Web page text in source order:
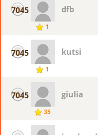
7045
1
dfb
7045
1
kutsi
7045
35
giulia